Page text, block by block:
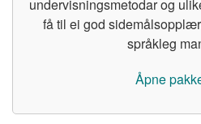
undervisningsmetodar og
få til ei god
språkleg
Åpne